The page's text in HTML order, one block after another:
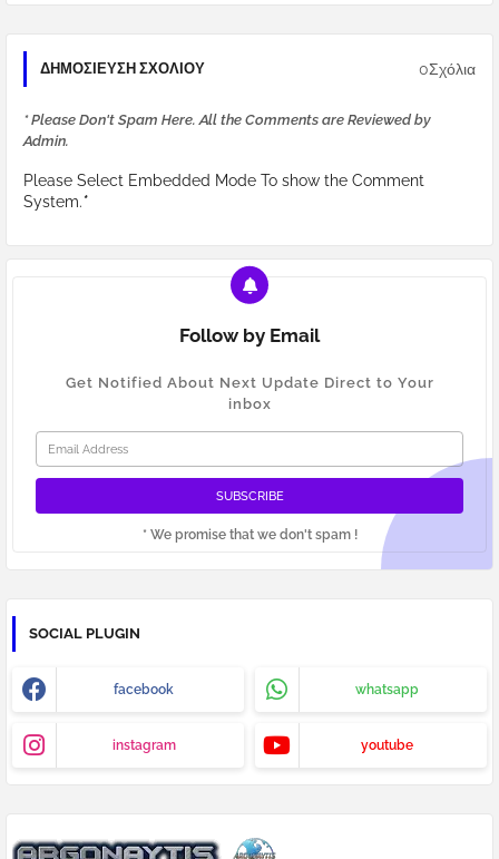
ΔΗΜΟΣΊΕΥΣΗ ΣΧΟΛΊΟΥ 0Σχόλια
* Please Don't Spam Here. All the Comments are Reviewed by
Admin.
Please Select Embedded Mode To show the Comment
System.*
Follow by Email
Get Notified About Next Update Direct to Your
inbox
* We promise that we don't spam !
SOCIAL PLUGIN
facebook whatsapp
instagram youtube